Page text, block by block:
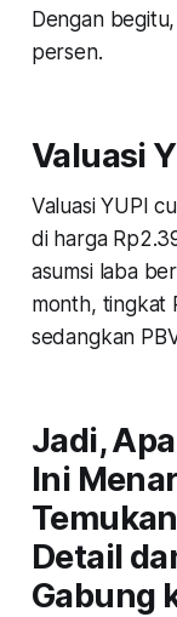
Dengan
persen.
Valuasi
Valuasi YUPI
di harga
asumsi laba
month, tingkat
sedangkan
Jadi,
Ini
Detail
Gabung